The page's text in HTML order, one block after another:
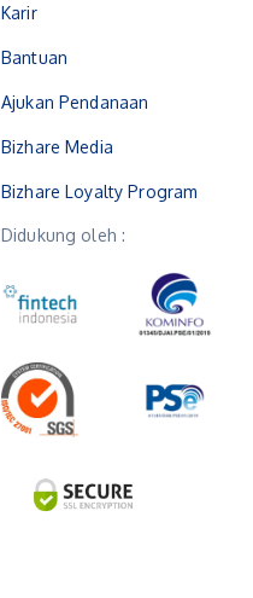
Karir
Bantuan
Ajukan Pendanaan
Bizhare Media
Bizhare Loyalty Program
Didukung oleh :